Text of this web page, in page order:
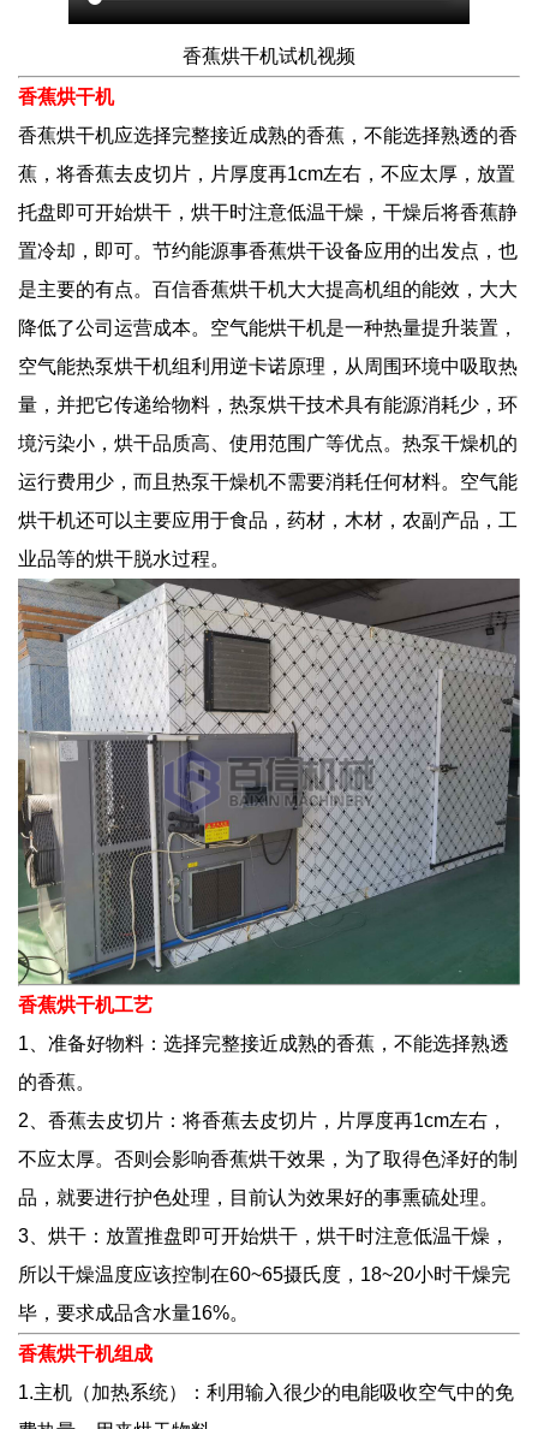
香蕉烘干机试机视频
香蕉烘干机
香蕉烘干机应选择完整接近成熟的香蕉，不能选择熟透的香
蕉，将香蕉去皮切片，片厚度再1cm左右，不应太厚，放置
托盘即可开始烘干，烘干时注意低温干燥，干燥后将香蕉静
置冷却，即可。节约能源事香蕉烘干设备应用的出发点，也
是主要的有点。百信香蕉烘干机大大提高机组的能效，大大
降低了公司运营成本。 空气能烘干机是一种热量提升装置，
空气能热泵烘干机组利用逆卡诺原理，从周围环境中吸取热
量，并把它传递给物料，热泵烘干技术具有能源消耗少，环
境污染小，烘干品质高、使用范围广等优点。热泵干燥机的
运行费用少，而且热泵干燥机不需要消耗任何材料。空气能
烘干机还可以主要应用于食品，药材，木材，农副产品，工
业品等的烘干脱水过程。
香蕉烘干机工艺
1、准备好物料：选择完整接近成熟的香蕉，不能选择熟透
的香蕉。
2、香蕉去皮切片：将香蕉去皮切片，片厚度再1cm左右，
不应太厚。否则会影响香蕉烘干效果，为了取得色泽好的制
品，就要进行护色处理，目前认为效果好的事熏硫处理。
3、烘干：放置推盘即可开始烘干，烘干时注意低温干燥，
所以干燥温度应该控制在60~65摄氏度，18~20小时干燥完
毕，要求成品含水量16%。
香蕉烘干机组成
1.主机（加热系统）：利用输入很少的电能吸收空气中的免